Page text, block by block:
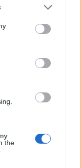
or more Google
You may click to
party tags to
in below Google
the
Πρεσπών
2026, 4:01 μμ
στις
χρημάτων